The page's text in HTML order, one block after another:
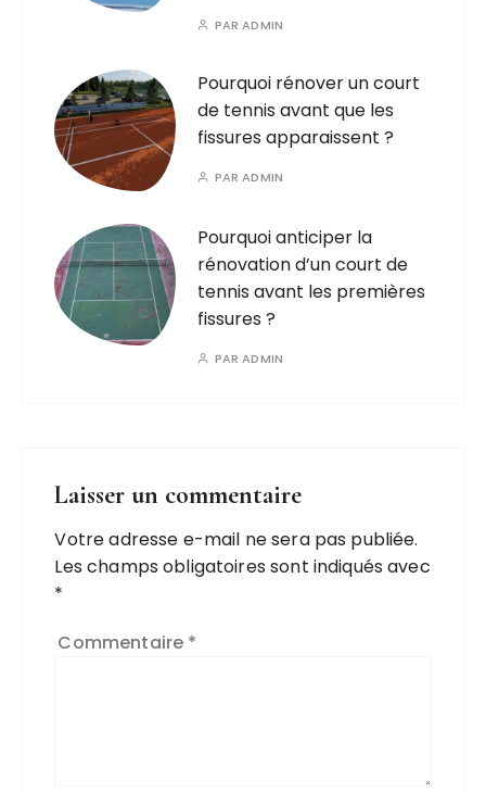
PARADMIN
Pourquoi rénover un court
de tennis avant que les
fissures apparaissent ?
PARADMIN
Pourquoi anticiper la
rénovation d’un court de
tennis avant les premières
fissures ?
PARADMIN
Laisser un commentaire
Votre adresse e-mail ne sera pas publiée.
Les champs obligatoires sont indiqués avec
*
Commentaire *
A
l
t
r